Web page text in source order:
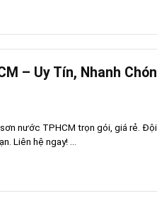
– Uy Tín, Nhanh
nước TPHCM trọn gói, giá rẻ.
Liên hệ ngay! ...